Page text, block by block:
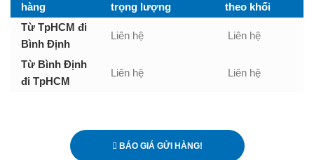
hàng
trọng lượng
theo khối
Từ TpHCM đi
Bình Định
Liên hệ Liên hệ
Từ Bình Định
đi TpHCM
Liên hệ Liên hệ
BÁO GIÁ GỬI HÀNG!